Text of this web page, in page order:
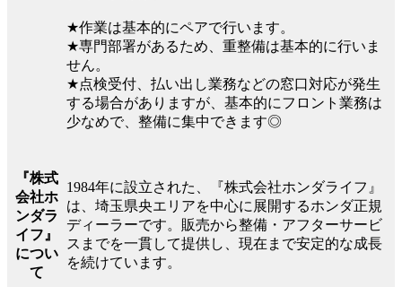
★作業は基本的にペアで行います。
★専門部署があるため、重整備は基本的に行いま
せん。
★点検受付、払い出し業務などの窓口対応が発生
する場合がありますが、基本的にフロント業務は
少なめで、整備に集中できます◎
『株式
会社ホ
ンダラ
イフ』
につい
て
1984年に設立された、『株式会社ホンダライフ』
は、埼玉県央エリアを中心に展開するホンダ正規
ディーラーです。販売から整備・アフターサービ
スまでを一貫して提供し、現在まで安定的な成長
を続けています。